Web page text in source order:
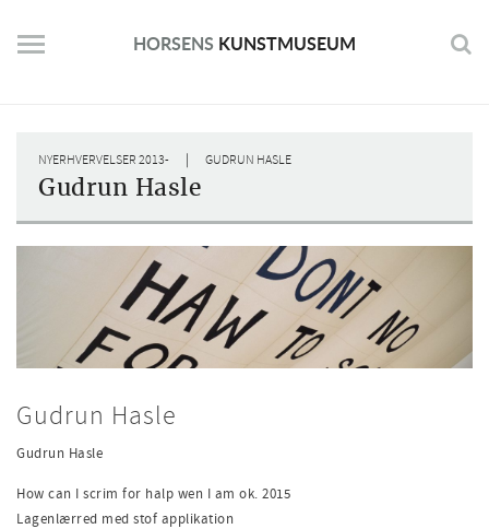
content
HORSENS KUNSTMUSEUM
NYERHVERVELSER 2013- | GUDRUN HASLE
Gudrun Hasle
Gudrun Hasle
Gudrun Hasle
How can I scrim for halp wen I am ok. 2015
Lagenlærred med stof applikation